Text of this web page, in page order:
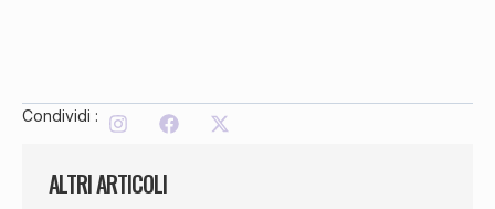
ALTRI ARTICOLI
Condividi :